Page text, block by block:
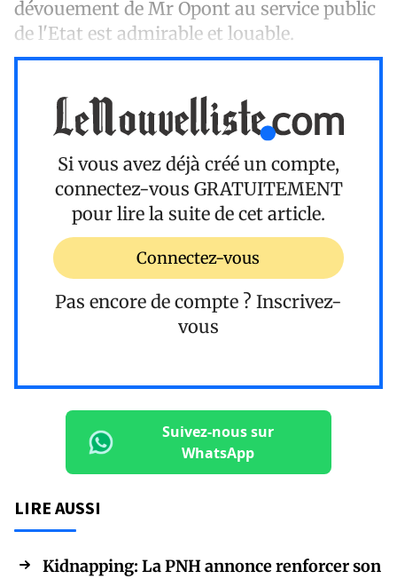
dévouement de Mr Opont au service public
de l'Etat est admirable et louable.
Si vous avez déjà créé un compte,
connectez-vous GRATUITEMENT
pour lire la suite de cet article.
Connectez-vous
Pas encore de compte ? Inscrivez-
vous
Suivez-nous sur
WhatsApp
LIRE AUSSI
Kidnapping: La PNH annonce renforcer son